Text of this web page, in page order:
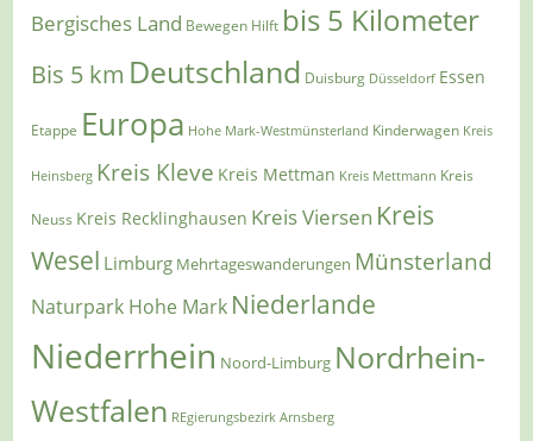
Bergisches Land Bewegen Hilft bis 5 Kilometer
Bis 5 km Deutschland Duisburg Düsseldorf Essen
Etappe Europa Hohe Mark-Westmünsterland Kinderwagen Kreis
Heinsberg Kreis Kleve Kreis Mettman Kreis Mettmann Kreis
Neuss Kreis Recklinghausen Kreis Viersen Kreis
Wesel Limburg Mehrtageswanderungen Münsterland
Naturpark Hohe Mark Niederlande
Niederrhein Noord-Limburg Nordrhein-
Westfalen REgierungsbezirk Arnsberg